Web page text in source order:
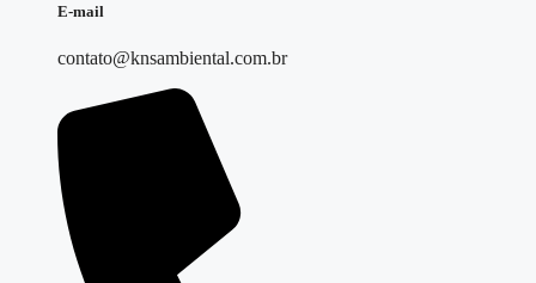
E-mail
contato@knsambiental.com.br